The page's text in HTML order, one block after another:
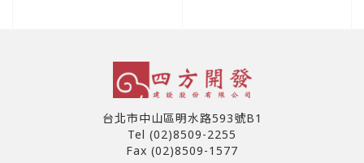
台北市中山區明水路593號B1
Tel (02)8509-2255
Fax (02)8509-1577